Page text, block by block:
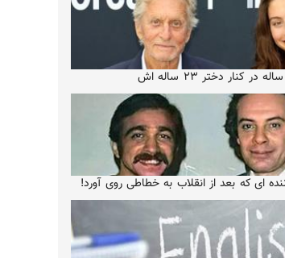
ای که بعد از انقلاب به خطاطی روی آورد!